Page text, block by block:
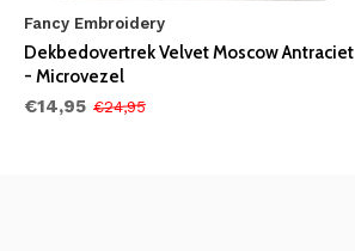
Fancy Embroidery
Dekbedovertrek Velvet Moscow Antraciet
- Microvezel
€14,95 €24,95